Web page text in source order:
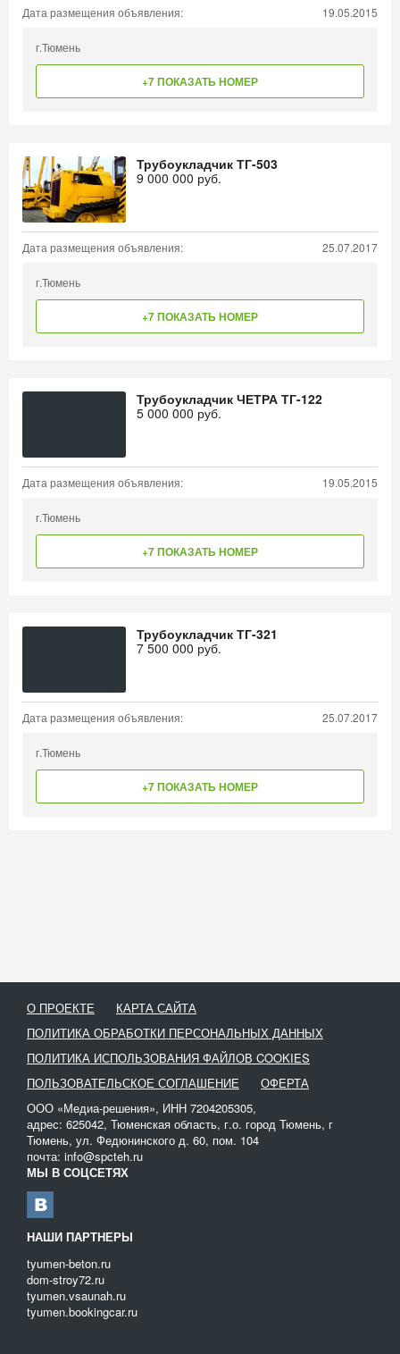
Дата размещения объявления: 19.05.2015
г.Тюмень
+7 ПОКАЗАТЬ НОМЕР
Трубоукладчик ТГ-503
9 000 000 руб.
Дата размещения объявления: 25.07.2017
г.Тюмень
+7 ПОКАЗАТЬ НОМЕР
Трубоукладчик ЧЕТРА ТГ-122
5 000 000 руб.
Дата размещения объявления: 19.05.2015
г.Тюмень
+7 ПОКАЗАТЬ НОМЕР
Трубоукладчик ТГ-321
7 500 000 руб.
Дата размещения объявления: 25.07.2017
г.Тюмень
+7 ПОКАЗАТЬ НОМЕР
О ПРОЕКТЕ
КАРТА САЙТА
ПОЛИТИКА ОБРАБОТКИ ПЕРСОНАЛЬНЫХ ДАННЫХ
ПОЛИТИКА ИСПОЛЬЗОВАНИЯ ФАЙЛОВ COOKIES
ПОЛЬЗОВАТЕЛЬСКОЕ СОГЛАШЕНИЕ
ОФЕРТА
ООО «Медиа-решения», ИНН 7204205305,
адрес: 625042, Тюменская область, г.о. город Тюмень, г
Тюмень, ул. Федюнинского д. 60, пом. 104
почта: info@spcteh.ru
МЫ В СОЦСЕТЯХ
НАШИ ПАРТНЕРЫ
tyumen-beton.ru
dom-stroy72.ru
tyumen.vsaunah.ru
tyumen.bookingcar.ru